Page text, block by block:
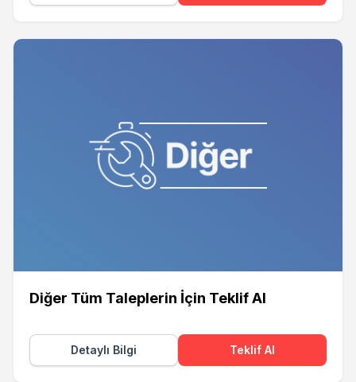
Diğer Tüm Taleplerin İçin Teklif Al
Detaylı Bilgi Teklif Al